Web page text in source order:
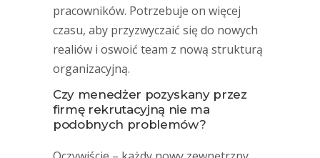
pracowników. Potrzebuje on więcej
czasu, aby przyzwyczaić się do nowych
realiów i oswoić team z nową strukturą
organizacyjną.
Czy menedżer pozyskany przez
firmę rekrutacyjną nie ma
podobnych problemów?